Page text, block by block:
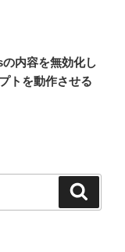
内容を無効化し
トを動作させる